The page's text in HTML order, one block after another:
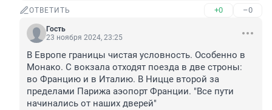
ОТВЕТИТЬ +0 –0
Гость
23 ноября 2024, 23:25
В Европе границы чистая условность. Особенно в
Монако. С вокзала отходят поезда в две строны:
во Францию и в Италию. В Ницце второй за
пределами Парижа аэопорт Франции. "Все пути
начинались от наших дверей"